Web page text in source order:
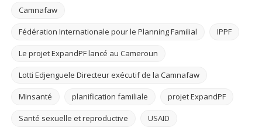
Camnafaw
Fédération Internationale pour le Planning Familial IPPF
Le projet ExpandPF lancé au Cameroun
Lotti Edjenguele Directeur exécutif de la Camnafaw
Minsanté planification familiale projet ExpandPF
Santé sexuelle et reproductive USAID